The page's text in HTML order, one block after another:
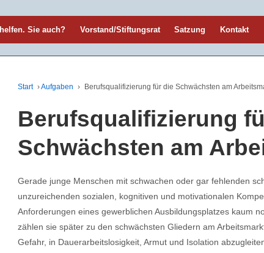
Sie auch? Vorstand/Stiftungsrat Satzung Kontakt
Start ›Aufgaben › Berufsqualifizierung für die Schwächsten am
Berufsqualifizierung
Schwächsten am
Gerade junge Menschen mit schwachen oder gar fehlenden
unzureichenden sozialen, kognitiven und motivationalen
Anforderungen eines gewerblichen Ausbildungsplatzes kaum
zählen sie später zu den schwächsten Gliedern am
Gefahr, in Dauerarbeitslosigkeit, Armut und Isolation